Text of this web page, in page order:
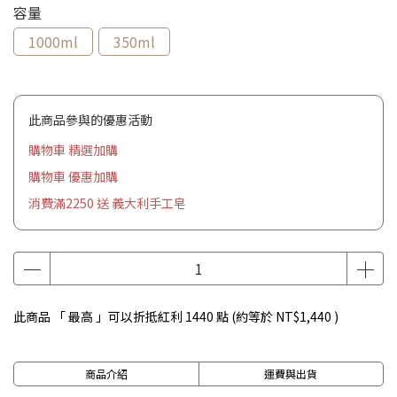
容量
1000ml
350ml
此商品參與的優惠活動
購物車 精選加購
購物車 優惠加購
消費滿2250 送 義大利手工皂
此商品 「 最高 」可以折抵紅利 1440 點 (約等於 NT$1,440 )
商品介紹 運費與出貨